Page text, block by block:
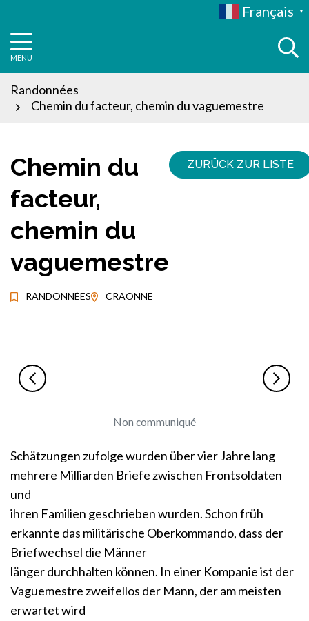
contenu
Français ▼
MENU
Randonnées
Chemin du facteur, chemin du vaguemestre
Chemin du
facteur,
chemin du
vaguemestre
ZURÜCK ZUR LISTE
RANDONNÉES CRAONNE
Non communiqué
Schätzungen zufolge wurden über vier Jahre lang
mehrere Milliarden Briefe zwischen Frontsoldaten
und
ihren Familien geschrieben wurden. Schon früh
erkannte das militärische Oberkommando, dass der
Briefwechsel die Männer
länger durchhalten können. In einer Kompanie ist der
Vaguemestre zweifellos der Mann, der am meisten
erwartet wird